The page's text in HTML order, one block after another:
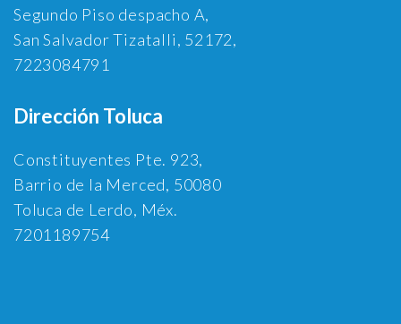
Segundo Piso despacho A,
San Salvador Tizatalli, 52172,
7223084791
Dirección Toluca
Constituyentes Pte. 923,
Barrio de la Merced, 50080
Toluca de Lerdo, Méx.
7201189754